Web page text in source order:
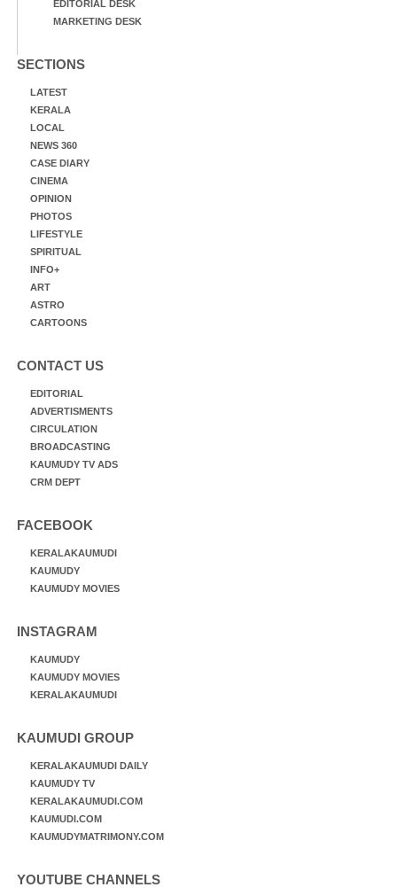
EDITORIAL DESK
MARKETING DESK
SECTIONS
LATEST
KERALA
LOCAL
NEWS 360
CASE DIARY
CINEMA
OPINION
PHOTOS
LIFESTYLE
SPIRITUAL
INFO+
ART
ASTRO
CARTOONS
CONTACT US
EDITORIAL
ADVERTISMENTS
CIRCULATION
BROADCASTING
KAUMUDY TV ADS
CRM DEPT
FACEBOOK
KERALAKAUMUDI
KAUMUDY
KAUMUDY MOVIES
INSTAGRAM
KAUMUDY
KAUMUDY MOVIES
KERALAKAUMUDI
KAUMUDI GROUP
KERALAKAUMUDI DAILY
KAUMUDY TV
KERALAKAUMUDI.COM
KAUMUDI.COM
KAUMUDYMATRIMONY.COM
YOUTUBE CHANNELS